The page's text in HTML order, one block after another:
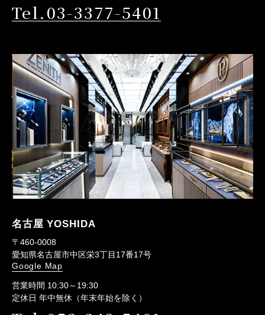
Tel.03-3377-5401
名古屋 YOSHIDA
〒460-0008
愛知県名古屋市中区栄3丁目17番17号
Google Map
営業時間 10:30～19:30
定休日 年中無休（年末年始を除く）